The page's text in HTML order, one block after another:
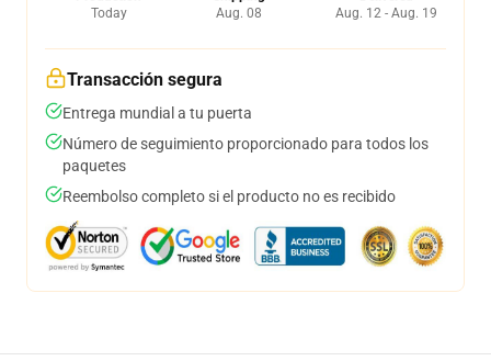
Today
Aug. 08
Aug. 12 - Aug. 19
Transacción segura
Entrega mundial a tu puerta
Número de seguimiento proporcionado para todos los
paquetes
Reembolso completo si el producto no es recibido